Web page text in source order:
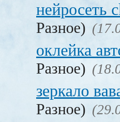
нейросеть
Разное)
оклейка
Разное)
зеркало
Разное)